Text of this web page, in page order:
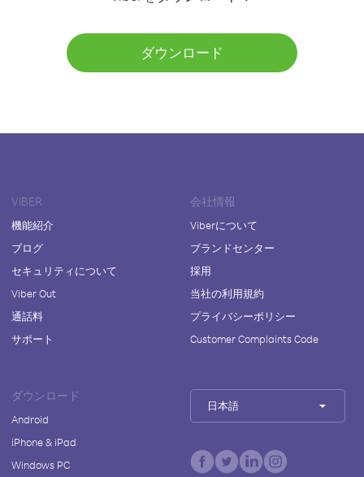
ダウンロード
VIBER
機能紹介
ブログ
セキュリティについて
Viber Out
通話料
サポート
会社情報
Viberについて
ブランドセンター
採用
当社の利用規約
プライバシーポリシー
Customer Complaints Code
ダウンロード
Android
iPhone & iPad
Windows PC
日本語